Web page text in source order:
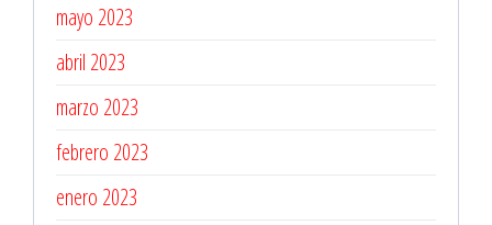
mayo 2023
abril 2023
marzo 2023
febrero 2023
enero 2023